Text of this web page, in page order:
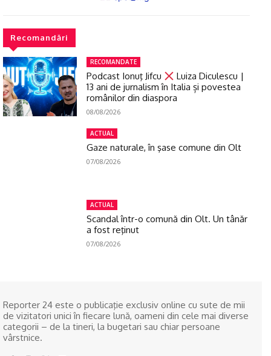
Recomandări
RECOMANDATE
Podcast Ionuţ Jifcu
Luiza Diculescu |
13 ani de jurnalism în Italia și povestea
românilor din diaspora
08/08/2026
ACTUAL
Gaze naturale, în şase comune din Olt
07/08/2026
ACTUAL
Scandal într-o comună din Olt. Un tânăr
a fost reţinut
07/08/2026
Reporter 24 este o publicaţie exclusiv online cu sute de mii
de vizitatori unici în fiecare lună, oameni din cele mai diverse
categorii – de la tineri, la bugetari sau chiar persoane
vârstnice.